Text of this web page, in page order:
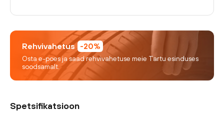
Rehvivahetus -20%
Osta e-poes ja saad rehvivahetuse meie Tartu esinduses
soodsamalt.
Spetsifikatsioon